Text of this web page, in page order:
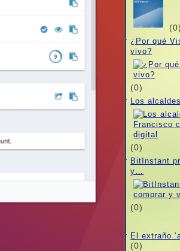
(0)
¿Por qué
vivo?
(0)
Los
(0)
BitInstant
y…
(0)
El extraño
(0)